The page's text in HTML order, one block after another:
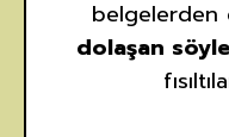
belgelerden
dolaşan